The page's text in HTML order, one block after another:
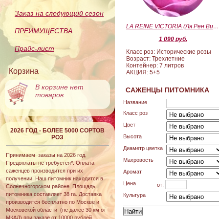
Заказ на следующий сезон
ПРЕИМУЩЕСТВА
Прайс-лист
Корзина
В корзине нет
товаров
2026 ГОД - БОЛЕЕ 5000 СОРТОВ
РОЗ
Принимаем заказы на 2026 год.
Предоплаты не требуется*. Оплата
саженцев производится при их
получении. Наш питомник находится в
Солнечногорском районе. Площадь
питомника составляет 38 га. Доставка
производится бесплатно по Москве и
Московской области (не далее 30 км от
МКАД) при заказе от 10000 рублей.
LA REINE VICTORIA (Ля Рен Виктория)
1 090 руб.
Класс роз: Исторические розы
Возраст: Трехлетние
Контейнер: 7 литров
АКЦИЯ: 5+5
САЖЕНЦЫ ПИТОМНИКА
Название
Класс роз
Цвет
Высота
Диаметр цветка
Махровость
Аромат
Цена
от:
Культура